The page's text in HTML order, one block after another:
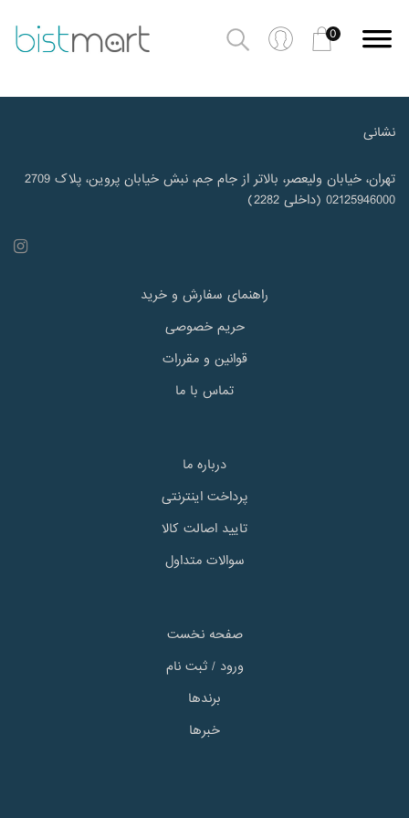
0
نشانی
تهران، خیابان ولیعصر، بالاتر از جام جم، نبش خیابان پروین، پلاک 2709
02125946000 (داخلی 2282)
راهنمای سفارش و خرید
حریم خصوصی
قوانین و مقررات
تماس با ما
درباره ما
پرداخت اینترنتی
تایید اصالت کالا
سوالات متداول
صفحه نخست
ورود / ثبت نام
برندها
خبرها